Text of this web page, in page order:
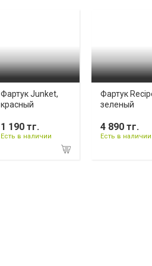
Фартук Junket,
красный
1 190 тг.
Есть в наличии
Фартук
зеленый
4 890 тг.
Есть в наличии